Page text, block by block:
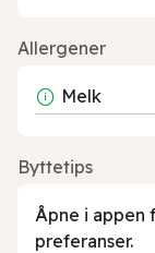
Allergener
Melk
Byttetips
Åpne i appen
preferanser.